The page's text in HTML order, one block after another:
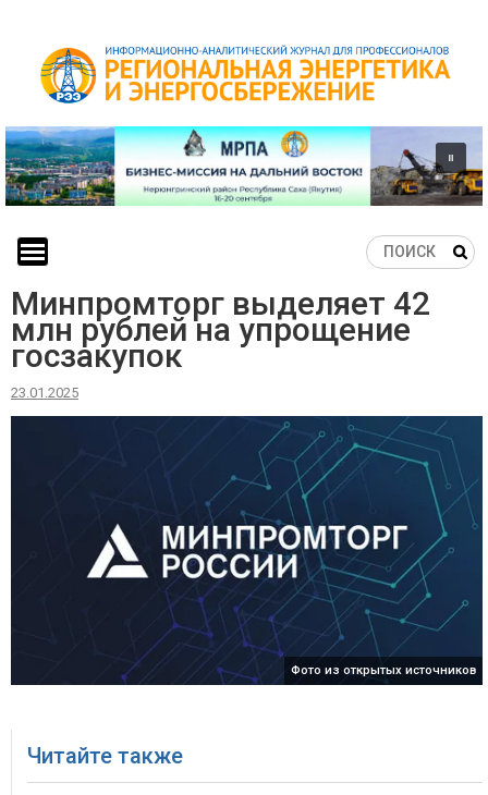
content
Минпромторг выделяет 42
млн рублей на упрощение
госзакупок
23.01.2025
Фото из открытых источников
Читайте также